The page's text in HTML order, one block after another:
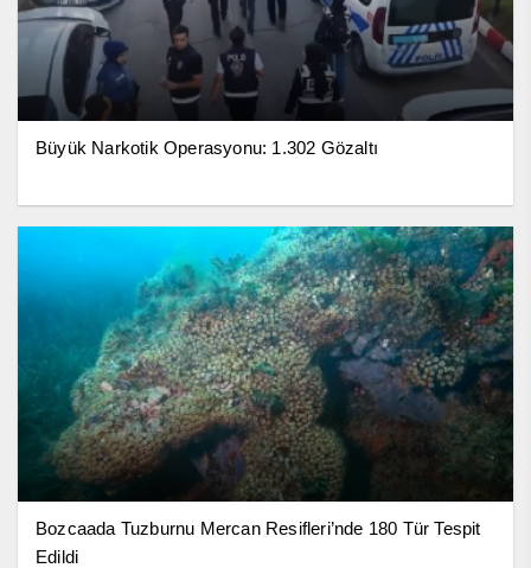
Büyük Narkotik Operasyonu: 1.302 Gözaltı
Bozcaada Tuzburnu Mercan Resifleri’nde 180 Tür Tespit
Edildi